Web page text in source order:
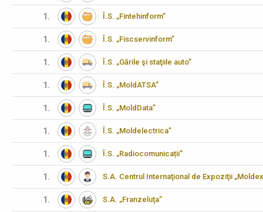
1. Î.S. „Fintehinform”
1. Î.S. „Fiscservinform”
1. Î.S. „Gările şi staţiile auto”
1. Î.S. „MoldATSA”
1. Î.S. „MoldData”
1. Î.S. „Moldelectrica”
1. Î.S. „Radiocomunicații”
1. S.A. Centrul Internaţional de Expoziţii
1. S.A. „Franzeluţa”